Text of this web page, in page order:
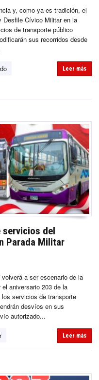
y, como ya es tradición, el
Desfile Cívico Militar en la
de transporte público
sus recorridos desde
Leer más
servicios del
Parada Militar
a ser escenario de la
aniversario 203 de la
servicios de transporte
desvíos en sus
autorizado...
Leer más